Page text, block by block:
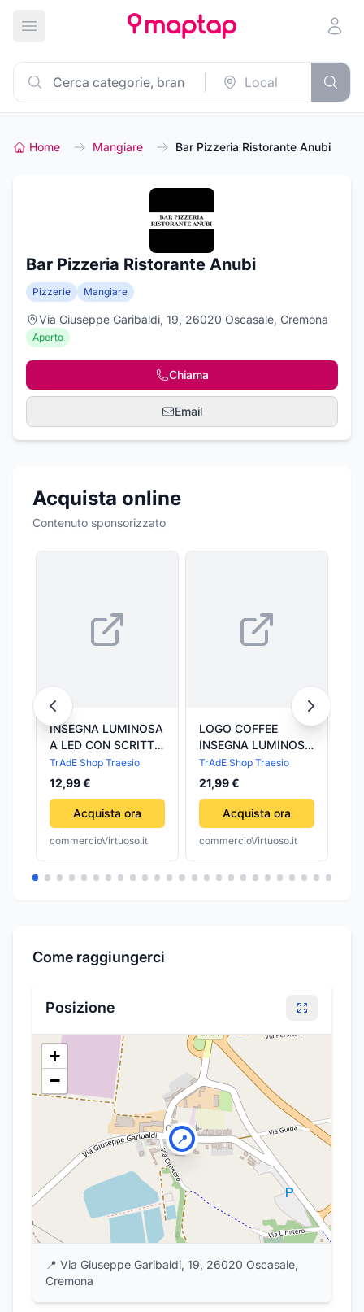
Apri menu principale
Home Mangiare Bar Pizzeria Ristorante Anubi
Bar Pizzeria Ristorante Anubi
Pizzerie Mangiare
Via Giuseppe Garibaldi, 19, 26020 Oscasale, Cremona
Aperto
Chiama
Email
Acquista online
Contenuto sponsorizzato
INSEGNA LUMINOSA
A LED CON SCRITTA
PIZZA PER PIZZERIA
RISTORANTE BAR
VETRINA
TrAdE Shop Traesio
12,99 €
Acquista ora
commercioVirtuoso.it
LOGO COFFEE
INSEGNA LUMINOSA
PER BAR
RISTORANTE
PIZZERIA A LED
SCRITTA CAFFè
TrAdE Shop Traesio
21,99 €
Acquista ora
commercioVirtuoso.it
Come raggiungerci
Posizione
📍
+
−
📍 Via Giuseppe Garibaldi, 19, 26020 Oscasale,
Cremona